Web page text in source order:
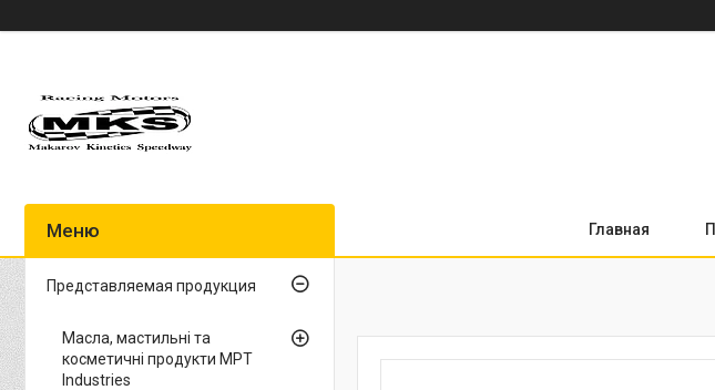
Главная
Представляемая продукция
Масла, мастильні та
косметичні продукти MPT
Industries